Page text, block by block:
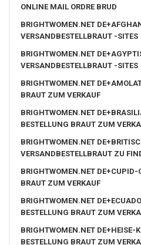
ONLINE MAIL ORDRE BRUD
BRIGHTWOMEN.NET
VERSANDBESTELLBRAUT -SITES
BRIGHTWOMEN.NET
VERSANDBESTELLBRAUT -SITES
BRIGHTWOMEN.NET
BRAUT ZUM VERKAUF
BRIGHTWOMEN.NET
BESTELLUNG BRAUT ZUM
BRIGHTWOMEN.NET
VERSANDBESTELLBRAUT ZU
BRIGHTWOMEN.NET
BRAUT ZUM VERKAUF
BRIGHTWOMEN.NET
BESTELLUNG BRAUT ZUM
BRIGHTWOMEN.NET DE+HEISE-
BESTELLUNG BRAUT ZUM